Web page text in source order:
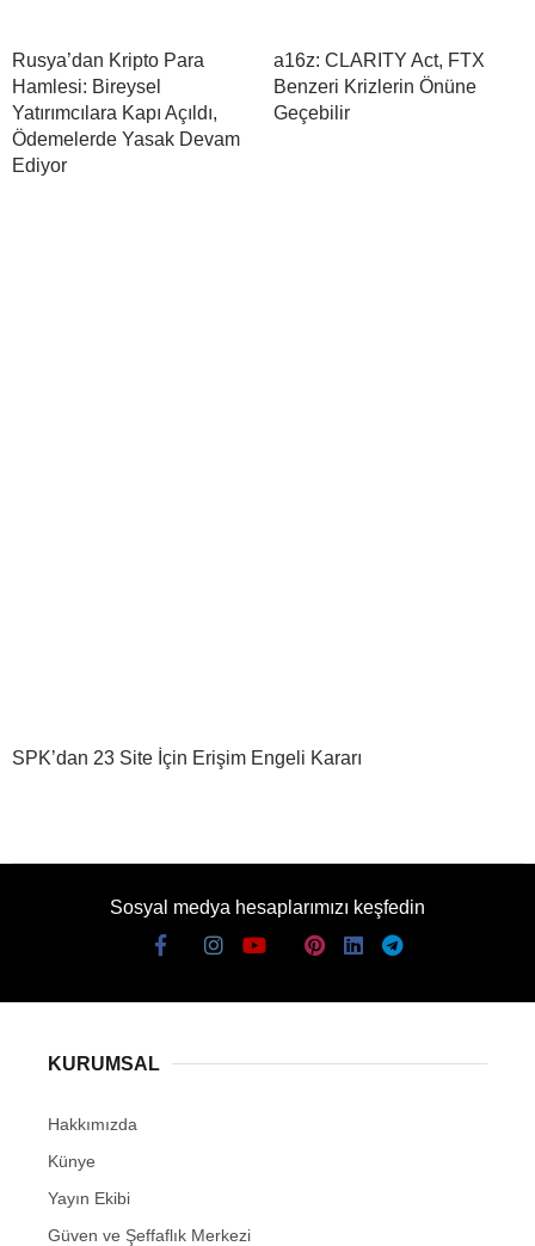
Rusya’dan Kripto Para
Hamlesi: Bireysel
Yatırımcılara Kapı Açıldı,
Ödemelerde Yasak Devam
Ediyor
a16z: CLARITY Act, FTX
Benzeri Krizlerin Önüne
Geçebilir
SPK’dan 23 Site İçin Erişim Engeli Kararı
Sosyal medya hesaplarımızı keşfedin
KURUMSAL
Hakkımızda
Künye
Yayın Ekibi
Güven ve Şeffaflık Merkezi